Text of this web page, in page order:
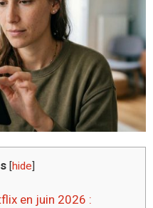
[hide]
en juin 2026 :